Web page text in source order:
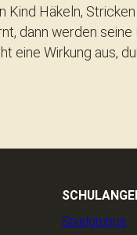
Kind Häkeln,
dann werden seine
eine Wirkung aus,
Spielgruppe